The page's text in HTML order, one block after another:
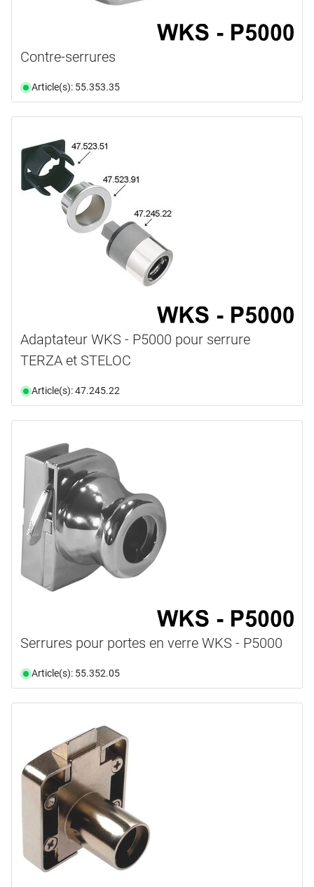
Contre-serrures
Article(s): 55.353.35
Adaptateur WKS - P5000 pour serrure
TERZA et STELOC
Article(s): 47.245.22
Serrures pour portes en verre WKS - P5000
Article(s): 55.352.05